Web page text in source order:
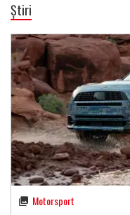
Știri
Motorsport